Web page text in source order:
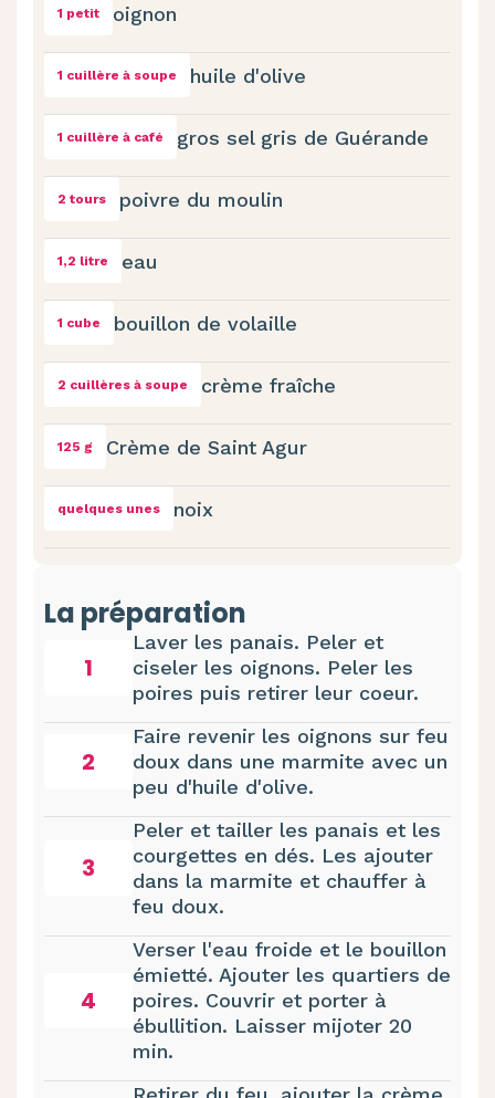
1 petit oignon
1 cuillère à soupe huile d'olive
1 cuillère à café gros sel gris de Guérande
2 tours poivre du moulin
1,2 litre eau
1 cube bouillon de volaille
2 cuillères à soupe crème fraîche
125 g Crème de Saint Agur
quelques unes noix
La préparation
1
Laver les panais. Peler et
ciseler les oignons. Peler les
poires puis retirer leur coeur.
2
Faire revenir les oignons sur feu
doux dans une marmite avec un
peu d'huile d'olive.
3
Peler et tailler les panais et les
courgettes en dés. Les ajouter
dans la marmite et chauffer à
feu doux.
4
Verser l'eau froide et le bouillon
émietté. Ajouter les quartiers de
poires. Couvrir et porter à
ébullition. Laisser mijoter 20
min.